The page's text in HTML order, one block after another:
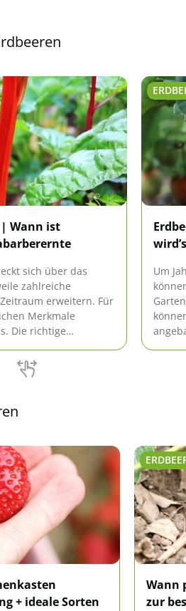
Wann ist
sich über das
zahlreiche
erweitern. Für
Merkmale
Die richtige
Standjahren.
Um
+ ideale Sorten
Wann
zur